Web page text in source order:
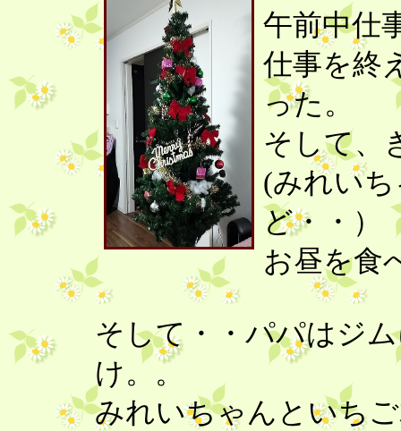
午前中仕
仕事を終
った。
そして、
(みれい
ど・・）
お昼を食
そして・・パパはジ
け。。
みれいちゃんといち